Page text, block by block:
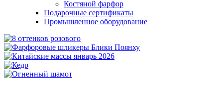
Костяной фарфор
Подарочные сертификаты
Промышленное оборудование